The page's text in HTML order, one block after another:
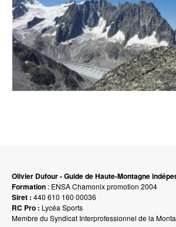
Olivier Dufour - Guide de Haute-Montagne
Formation : ENSA Chamonix promotion 2004
Siret : 440 610 160 00036
RC Pro : Lycéa Sports
Membre du Syndicat Interprofessionnel de la